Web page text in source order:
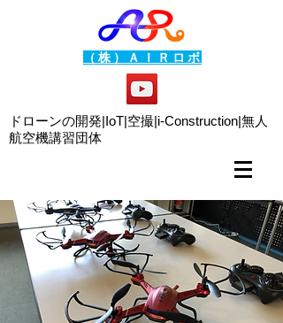
（株）ＡＩＲロボ
ドローンの開発|IoT|空撮|i-Construction|無人
航空機講習団体